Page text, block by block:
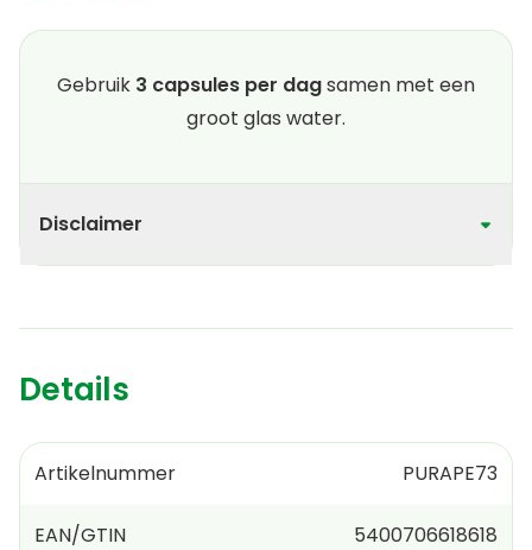
Gebruik 3 capsules per dagsamen met een
groot glas water.
Disclaimer
Details
Artikelnummer PURAPE73
EAN/GTIN 5400706618618